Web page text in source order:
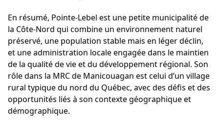
En résumé, Pointe-Lebel est une petite municipalité de
la Côte-Nord qui combine un environnement naturel
préservé, une population stable mais en léger déclin,
et une administration locale engagée dans le maintien
de la qualité de vie et du développement régional. Son
rôle dans la MRC de Manicouagan est celui d’un village
rural typique du nord du Québec, avec des défis et des
opportunités liés à son contexte géographique et
démographique.